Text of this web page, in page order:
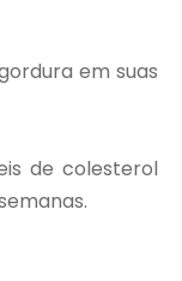
em suas
de colesterol